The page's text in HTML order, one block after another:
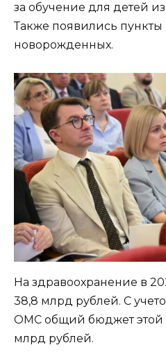
за обучение для детей
Также появились
новорожденных.
На здравоохранение в
38,8 млрд рублей. С
ОМС общий бюджет этой
млрд рублей.